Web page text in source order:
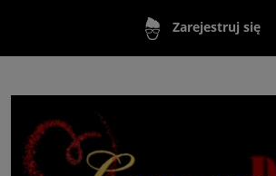
Zarejestruj się